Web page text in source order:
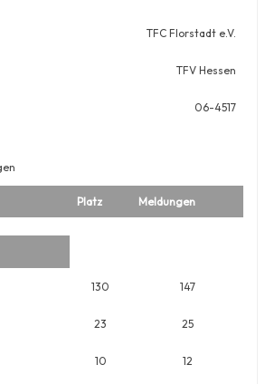
TFC Florstadt e.V.
TFV Hessen
06-4517
Platz Meldungen
130 147
23 25
10 12